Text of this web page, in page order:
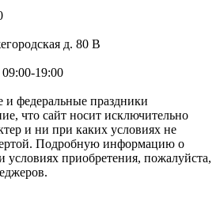
д. 80 В
19:00
федеральные праздники
что сайт носит исключительно
и ни при каких условиях не
Подробную информацию о
условиях приобретения, пожалуйста,